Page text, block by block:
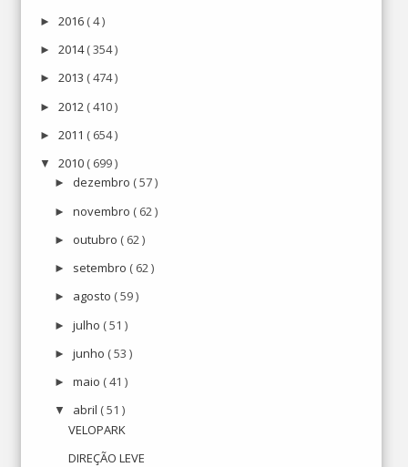
► 2016 ( 4 )
► 2014( 354 )
► 2013 ( 474 )
► 2012 ( 410 )
► 2011 ( 654 )
▼ 2010 ( 699 )
► dezembro ( 57 )
► novembro ( 62 )
► outubro ( 62 )
► setembro ( 62 )
► agosto ( 59 )
► julho ( 51 )
► junho ( 53 )
► maio ( 41 )
▼ abril ( 51 )
VELOPARK
DIREÇÃO LEVE